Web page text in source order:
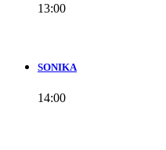
13:00
SONIKA
14:00